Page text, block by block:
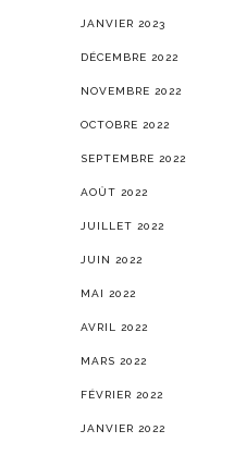
JANVIER 2023
DÉCEMBRE 2022
NOVEMBRE 2022
OCTOBRE 2022
SEPTEMBRE 2022
AOÛT 2022
JUILLET 2022
JUIN 2022
MAI 2022
AVRIL 2022
MARS 2022
FÉVRIER 2022
JANVIER 2022